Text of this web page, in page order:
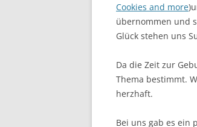
Cookies and more
übernommen und
Glück stehen uns
Da die Zeit zur
Thema bestimmt.
herzhaft.
Bei uns gab es ein